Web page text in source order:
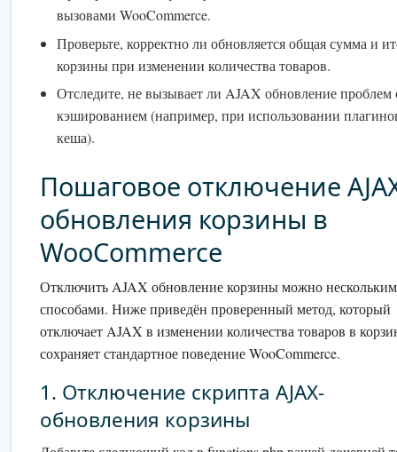
вызовами WooCommerce.
Проверьте, корректно ли обновляется общая сумма и
корзины при изменении количества товаров.
Отследите, не вызывает ли AJAX обновление проблем
кэшированием (например, при использовании
кеша).
Пошаговое отключение
обновления корзины в
WooCommerce
Отключить AJAX обновление корзины можно
способами. Ниже приведён проверенный метод, который
отключает AJAX в изменении количества товаров в
сохраняет стандартное поведение WooCommerce.
1. Отключение скрипта AJAX-
обновления корзины